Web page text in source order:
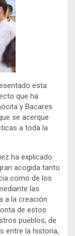
esta
que ha
y Bacares
se acerque
a toda la
ha explicado
acogida tanto
como de los
las
a la creación
de estos
pueblos, de
entre la historia,